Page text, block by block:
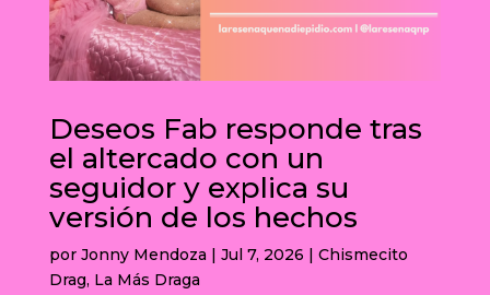
Deseos Fab responde tras
el altercado con un
seguidor y explica su
versión de los hechos
por Jonny Mendoza | Jul 7, 2026 | Chismecito
Drag, La Más Draga